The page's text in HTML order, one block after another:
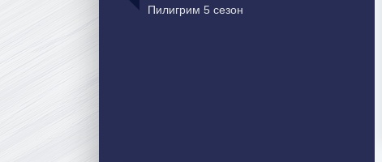
Пилигрим 5 сезон